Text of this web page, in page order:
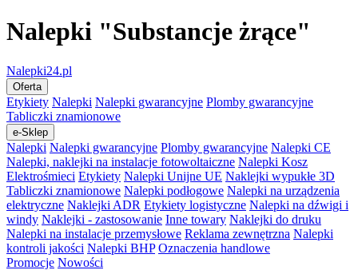
Nalepki "Substancje żrące"
Nalepki24.pl
Oferta
Etykiety Nalepki Nalepki gwarancyjne Plomby gwarancyjne
Tabliczki znamionowe
e-Sklep
Nalepki Nalepki gwarancyjne Plomby gwarancyjne Nalepki CE
Nalepki, naklejki na instalacje fotowoltaiczne Nalepki Kosz
Elektrośmieci Etykiety Nalepki Unijne UE Naklejki wypukłe 3D
Tabliczki znamionowe Nalepki podłogowe Nalepki na urządzenia
elektryczne Naklejki ADR Etykiety logistyczne Nalepki na dźwigi i
windy Naklejki - zastosowanie Inne towary Naklejki do druku
Nalepki na instalacje przemysłowe Reklama zewnętrzna Nalepki
kontroli jakości Nalepki BHP Oznaczenia handlowe
Promocje Nowości